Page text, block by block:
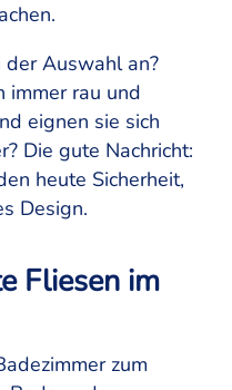
Auswahl an?
immer rau und
eignen sie sich
Die gute Nachricht:
heute Sicherheit,
Design.
Fliesen im
zum